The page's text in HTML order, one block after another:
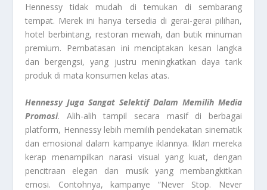
Hennessy tidak mudah di temukan di sembarang
tempat. Merek ini hanya tersedia di gerai-gerai pilihan,
hotel berbintang, restoran mewah, dan butik minuman
premium. Pembatasan ini menciptakan kesan langka
dan bergengsi, yang justru meningkatkan daya tarik
produk di mata konsumen kelas atas.
Hennessy Juga Sangat Selektif Dalam Memilih Media
Promosi. Alih-alih tampil secara masif di berbagai
platform, Hennessy lebih memilih pendekatan sinematik
dan emosional dalam kampanye iklannya. Iklan mereka
kerap menampilkan narasi visual yang kuat, dengan
pencitraan elegan dan musik yang membangkitkan
emosi. Contohnya, kampanye “Never Stop. Never